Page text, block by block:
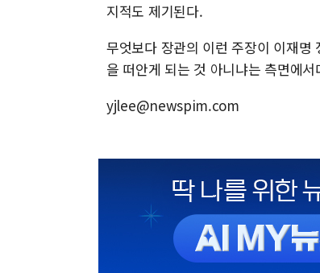
지적도 제기된다.
무엇보다 장관의 이런 주장이 이재명
을 떠안게 되는 것 아니냐는 측면에서
yjlee@newspim.com